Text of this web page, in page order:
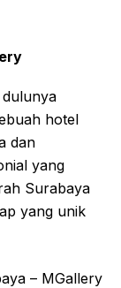
hotel
dan
yang
Surabaya
yang unik
– MGallery